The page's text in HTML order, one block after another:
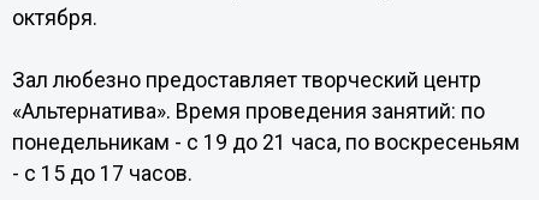
октября.
Зал любезно предоставляет творческий центр
«Альтернатива». Время проведения занятий: по
понедельникам - с 19 до 21 часа, по воскресеньям
- с 15 до 17 часов.